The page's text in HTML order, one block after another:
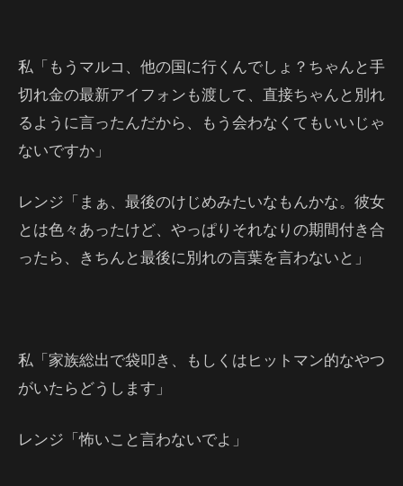
私「もうマルコ、他の国に行くんでしょ？ちゃんと手
切れ金の最新アイフォンも渡して、直接ちゃんと別れ
るように言ったんだから、もう会わなくてもいいじゃ
ないですか」
レンジ「まぁ、最後のけじめみたいなもんかな。彼女
とは色々あったけど、やっぱりそれなりの期間付き合
ったら、きちんと最後に別れの言葉を言わないと」
私「家族総出で袋叩き、もしくはヒットマン的なやつ
がいたらどうします」
レンジ「怖いこと言わないでよ」